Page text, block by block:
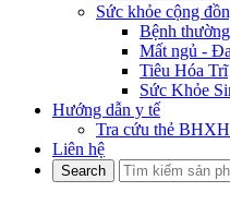
Sức khỏe cộng
Bệnh
Mất ngủ -
Tiêu Hóa Trĩ
Sức Khỏe
Hướng dẫn y tế
Tra cứu thẻ BHXH
Liên hệ